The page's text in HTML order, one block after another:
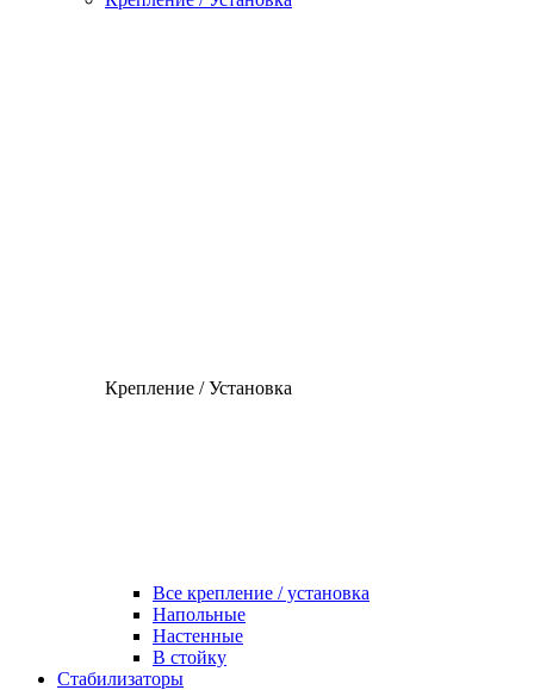
Крепление / Установка
Все крепление / установка
Напольные
Настенные
В стойку
Стабилизаторы